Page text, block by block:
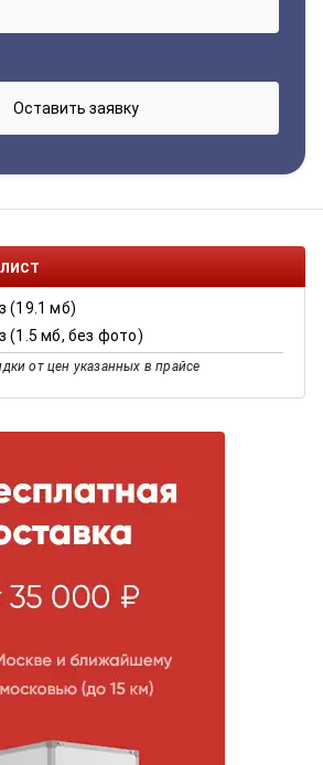
(19.1 мб)
(1.5 мб, без фото)
от цен указанных в прайсе